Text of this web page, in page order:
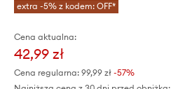
extra -5% z kodem: OFF*
Cena aktualna:
42,99 zł
Cena regularna: 99,99 zł -57%